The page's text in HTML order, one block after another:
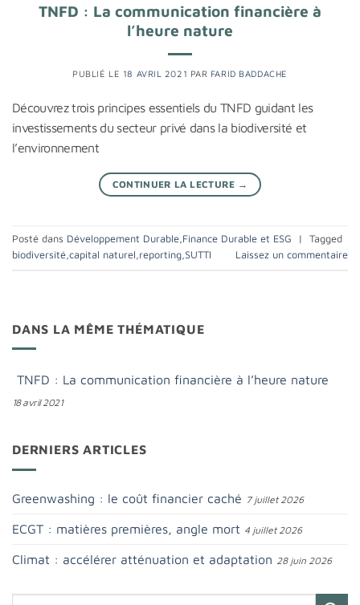
TNFD : La communication financière à
l’heure nature
PUBLIÉ LE 18 AVRIL 2021 PAR FARID BADDACHE
Découvrez trois principes essentiels du TNFD guidant les
investissements du secteur privé dans la biodiversité et
l’environnement
CONTINUER LA LECTURE →
Posté dans Développement Durable,Finance Durable et ESG |
Tagged
biodiversité,capital naturel,reporting,SUTTI Laissez un commentaire
DANS LA MÊME THÉMATIQUE
TNFD : La communication financière à l’heure nature
18 avril 2021
DERNIERS ARTICLES
Greenwashing : le coût financier caché 7 juillet 2026
ECGT : matières premières, angle mort 4 juillet 2026
Climat : accélérer atténuation et adaptation 28 juin 2026